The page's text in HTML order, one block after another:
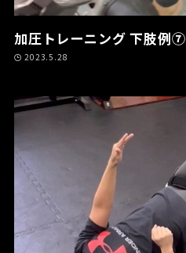
加圧トレーニング 下肢例⑦
2023.5.28